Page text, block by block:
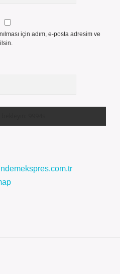
için adım, e-posta adresim ve